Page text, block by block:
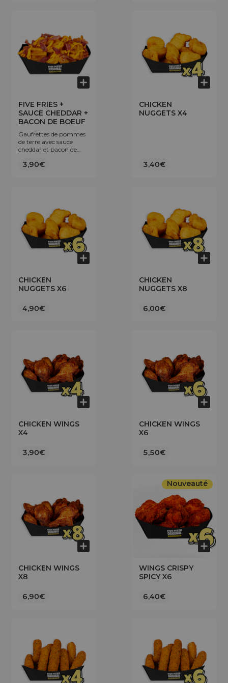
FIVE FRIES +
SAUCE CHEDDAR +
BACON DE BOEUF
Gaufrettes de pommes
de terre avec sauce
cheddar et bacon de
3,90€
CHICKEN
NUGGETS X4
3,40€
CHICKEN
NUGGETS X6
4,90€
CHICKEN
NUGGETS X8
6,00€
CHICKEN WINGS
X4
3,90€
CHICKEN WINGS
X6
5,50€
CHICKEN WINGS
X8
6,90€
WINGS CRISPY
SPICY X6
6,40€
Nouveauté